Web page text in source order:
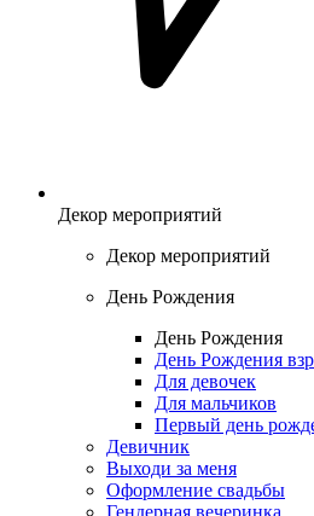
Декор мероприятий
Декор мероприятий
День Рождения
День Рождения
День Рождения
Для девочек
Для мальчиков
Первый день
Девичник
Выходи за меня
Оформление свадьбы